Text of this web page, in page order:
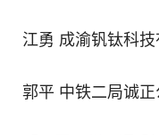
江勇 成渝钒钛科
郭平 中铁二局诚